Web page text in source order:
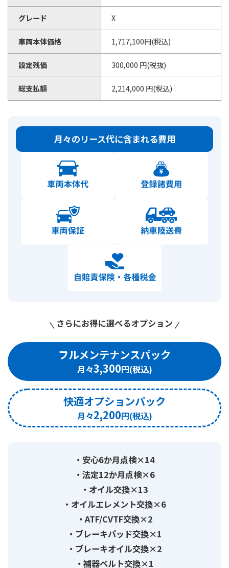
グレード X
車両本体価格 1,717,100円(税込)
設定残価 300,000 円(税抜)
総支払額 2,214,000 円(税込)
月々のリース代に含まれる費用
フルメンテナンスパック
3,300
快適オプションパック
2,200
安心6か月点検×14
法定12か月点検×6
オイル交換×13
オイルエレメント交換×6
ATF/CVTF交換×2
ブレーキパッド交換×1
ブレーキオイル交換×2
補器ベルト交換×1